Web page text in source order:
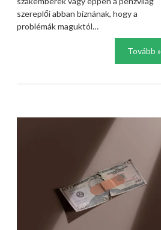
szereplői abban bíznának, hogy a
problémák maguktól…
Tovább »